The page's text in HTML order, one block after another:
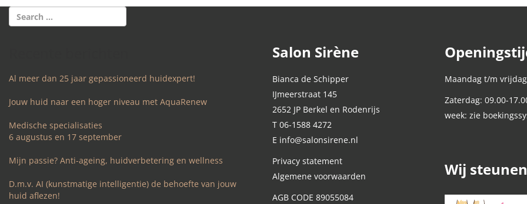
Al meer dan 25 jaar gepassioneerd huidexpert!
Jouw huid naar een hoger niveau met AquaRenew
Medische specialisaties
6 augustus en 17 september
Mijn passie? Anti-ageing, huidverbetering en wellness
D.m.v. AI (kunstmatige intelligentie) de behoefte van jouw
huid aflezen!
Salon Sirène
Bianca de Schipper
IJmeerstraat 145
2652 JP Berkel en Rodenrijs
T 06-1588 4272
E info@salonsirene.nl
Privacy statement
Algemene voorwaarden
AGB CODE 89055084
Maandag t/m
Zaterdag: 09.00-
week: zie
Wij steunen